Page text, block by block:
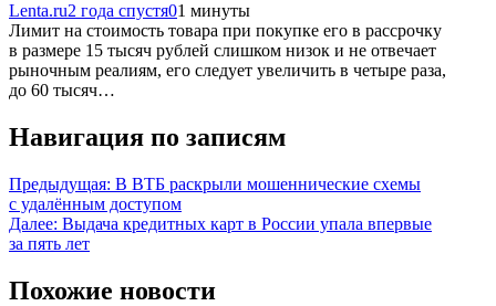
Lenta.ru2 года спустя01 минуты
Лимит на стоимость товара при покупке его в рассрочку
в размере 15 тысяч рублей слишком низок и не отвечает
рыночным реалиям, его следует увеличить в четыре раза,
до 60 тысяч…
Навигация по записям
Предыдущая: В ВТБ раскрыли мошеннические схемы
с удалённым доступом
Далее: Выдача кредитных карт в России упала впервые
за пять лет
Похожие новости